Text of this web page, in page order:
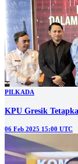
PILKADA
KPU Gresik
06 Feb 2025 15:00 UTC